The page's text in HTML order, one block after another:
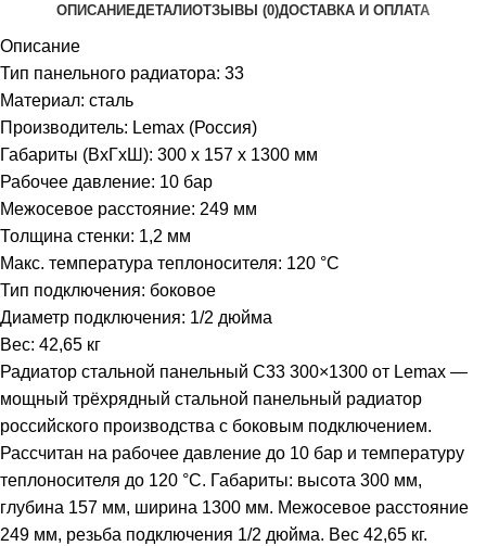
ОПИСАНИЕДЕТАЛИОТЗЫВЫ (0)ДОСТАВКА И ОПЛАТА
Описание
Тип панельного радиатора: 33
Материал: сталь
Производитель: Lemax (Россия)
Габариты (ВхГхШ): 300 х 157 х 1300 мм
Рабочее давление: 10 бар
Межосевое расстояние: 249 мм
Толщина стенки: 1,2 мм
Макс. температура теплоносителя: 120 °С
Тип подключения: боковое
Диаметр подключения: 1/2 дюйма
Вес: 42,65 кг
Радиатор стальной панельный С33 300×1300 от Lemax —
мощный трёхрядный стальной панельный радиатор
российского производства с боковым подключением.
Рассчитан на рабочее давление до 10 бар и температуру
теплоносителя до 120 °С. Габариты: высота 300 мм,
глубина 157 мм, ширина 1300 мм. Межосевое расстояние
249 мм, резьба подключения 1/2 дюйма. Вес 42,65 кг.